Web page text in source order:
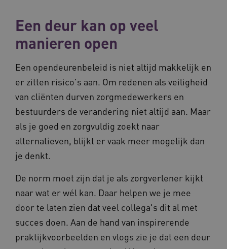
Een deur kan op veel
manieren open
Een opendeurenbeleid is niet altijd makkelijk en
er zitten risico's aan. Om redenen als veiligheid
van cliënten durven zorgmedewerkers en
bestuurders de verandering niet altijd aan. Maar
als je goed en zorgvuldig zoekt naar
alternatieven, blijkt er vaak meer mogelijk dan
je denkt.
De norm moet zijn dat je als zorgverlener kijkt
naar wat er wél kan. Daar helpen we je mee
door te laten zien dat veel collega's dit al met
succes doen. Aan de hand van inspirerende
praktijkvoorbeelden en vlogs zie je dat een deur